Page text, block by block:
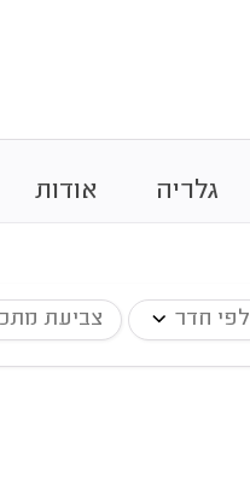
גלריה אודות
לפי חדר צביעת